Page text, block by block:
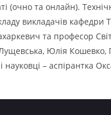
(очно та онлайн).
викладачів
та професор
Юлія
– аспірантка